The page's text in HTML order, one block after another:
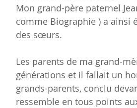
Mon grand-père paternel
comme Biographie ) a ainsi
des sœurs.
Les parents de ma grand-
générations et il fallait un
grands-parents, conclu
ressemble en tous points